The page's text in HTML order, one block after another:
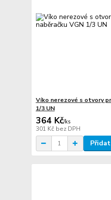
Víko nerezové s otvory
1/3 UN
364 Kč/ks
301 Kč bez DPH